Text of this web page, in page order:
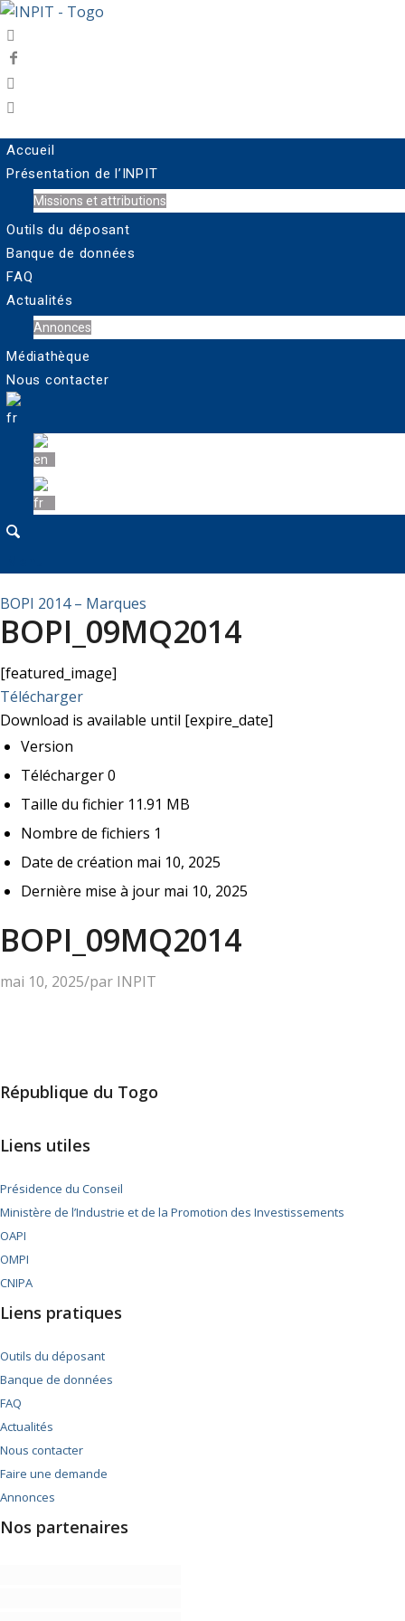
Accueil
Présentation de l’INPIT
Missions et attributions
Outils du déposant
Banque de données
FAQ
Actualités
Annonces
Médiathèque
Nous contacter
BOPI 2014 – Marques
BOPI_09MQ2014
[featured_image]
Télécharger
Download is available until [expire_date]
Version
Télécharger0
Taille du fichier 11.91 MB
Nombre de fichiers 1
Date de création mai 10, 2025
Dernière mise à jour mai 10, 2025
BOPI_09MQ2014
mai 10, 2025/par INPIT
République du Togo
Liens utiles
Présidence du Conseil
Ministère de l’Industrie et de la Promotion des Investissements
OAPI
OMPI
CNIPA
Liens pratiques
Outils du déposant
Banque de données
FAQ
Actualités
Nous contacter
Faire une demande
Annonces
Nos partenaires